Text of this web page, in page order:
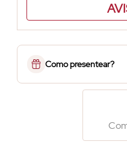
Como presentear?